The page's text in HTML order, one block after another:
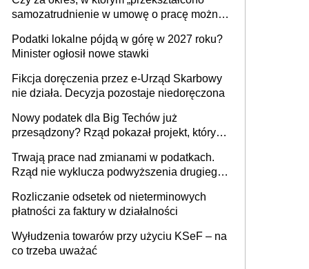
budynków i lokali związanych z
prowadzeniem działalności gospodarczej
samozatrudnienie w umowę o pracę można
umowy cywilnoprawnej jedynym
racjonalnym wyjściem
Podatki lokalne pójdą w górę w 2027 roku?
Minister ogłosił nowe stawki
Fikcja doręczenia przez e-Urząd Skarbowy
nie działa. Decyzja pozostaje niedoręczona
Nowy podatek dla Big Techów już
przesądzony? Rząd pokazał projekt, który
Trwają prace nad zmianami w podatkach.
Rząd nie wyklucza podwyższenia drugiego
Rozliczanie odsetek od nieterminowych
płatności za faktury w działalności
Wyłudzenia towarów przy użyciu KSeF – na
co trzeba uważać